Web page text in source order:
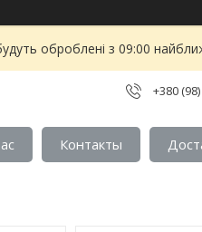
оброблені з 09:00
+380
Контакты